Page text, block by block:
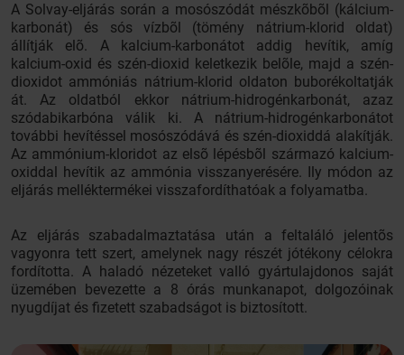
A Solvay-eljárás során a mosószódát mészkõbõl (kálcium-
karbonát) és sós vízbõl (tömény nátrium-klorid oldat)
állítják elõ. A kalcium-karbonátot addig hevítik, amíg
kalcium-oxid és szén-dioxid keletkezik belõle, majd a szén-
dioxidot ammóniás nátrium-klorid oldaton buborékoltatják
át. Az oldatból ekkor nátrium-hidrogénkarbonát, azaz
szódabikarbóna válik ki. A nátrium-hidrogénkarbonátot
további hevítéssel mosószódává és szén-dioxiddá alakítják.
Az ammónium-kloridot az elsõ lépésbõl származó kalcium-
oxiddal hevítik az ammónia visszanyerésére. Ily módon az
eljárás melléktermékei visszafordíthatóak a folyamatba.
Az eljárás szabadalmaztatása után a feltaláló jelentõs
vagyonra tett szert, amelynek nagy részét jótékony célokra
fordította. A haladó nézeteket valló gyártulajdonos saját
üzemében bevezette a 8 órás munkanapot, dolgozóinak
nyugdíjat és fizetett szabadságot is biztosított.